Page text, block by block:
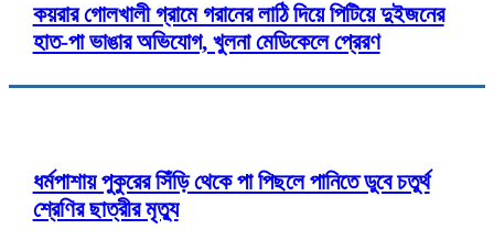
কয়রার গোলখালী গ্রামে গরানের লাঠি দিয়ে পিটিয়ে দুইজনের
হাত-পা ভাঙার অভিযোগ, খুলনা মেডিকেলে প্রেরণ
ধর্মপাশায় পুকুরের সিঁড়ি থেকে পা পিছলে পানিতে ডুবে চতুর্থ
শ্রেণির ছাত্রীর মৃত্যু